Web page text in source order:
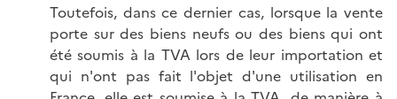
Toutefois, dans ce dernier cas, lorsque la vente
porte sur des biens neufs ou des biens qui ont
été soumis à la TVA lors de leur importation et
qui n'ont pas fait l'objet d'une utilisation en